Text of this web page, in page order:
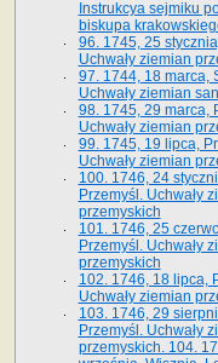
Instrukcya sejmiku
biskupa
96. 1745, 25
Uchwały ziemian
97. 1744, 18 marca,
Uchwały ziemian
98. 1745, 29 marca,
Uchwały ziemian
99. 1745, 19 lipca,
Uchwały ziemian
100. 1746, 24
Przemyśl. Uchwały
przemyskich
101. 1746, 25
Przemyśl. Uchwały
przemyskich
102. 1746, 18 lipca,
Uchwały ziemian
103. 1746, 29
Przemyśl. Uchwały
przemyskich. 104.